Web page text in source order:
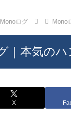
Monoログ Mono
｜本気の
X